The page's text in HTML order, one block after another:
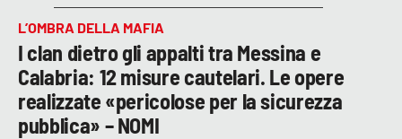
L’OMBRA DELLA MAFIA
I clan dietro gli appalti tra Messina e
Calabria: 12 misure cautelari. Le opere
realizzate «pericolose per la sicurezza
pubblica» – NOMI